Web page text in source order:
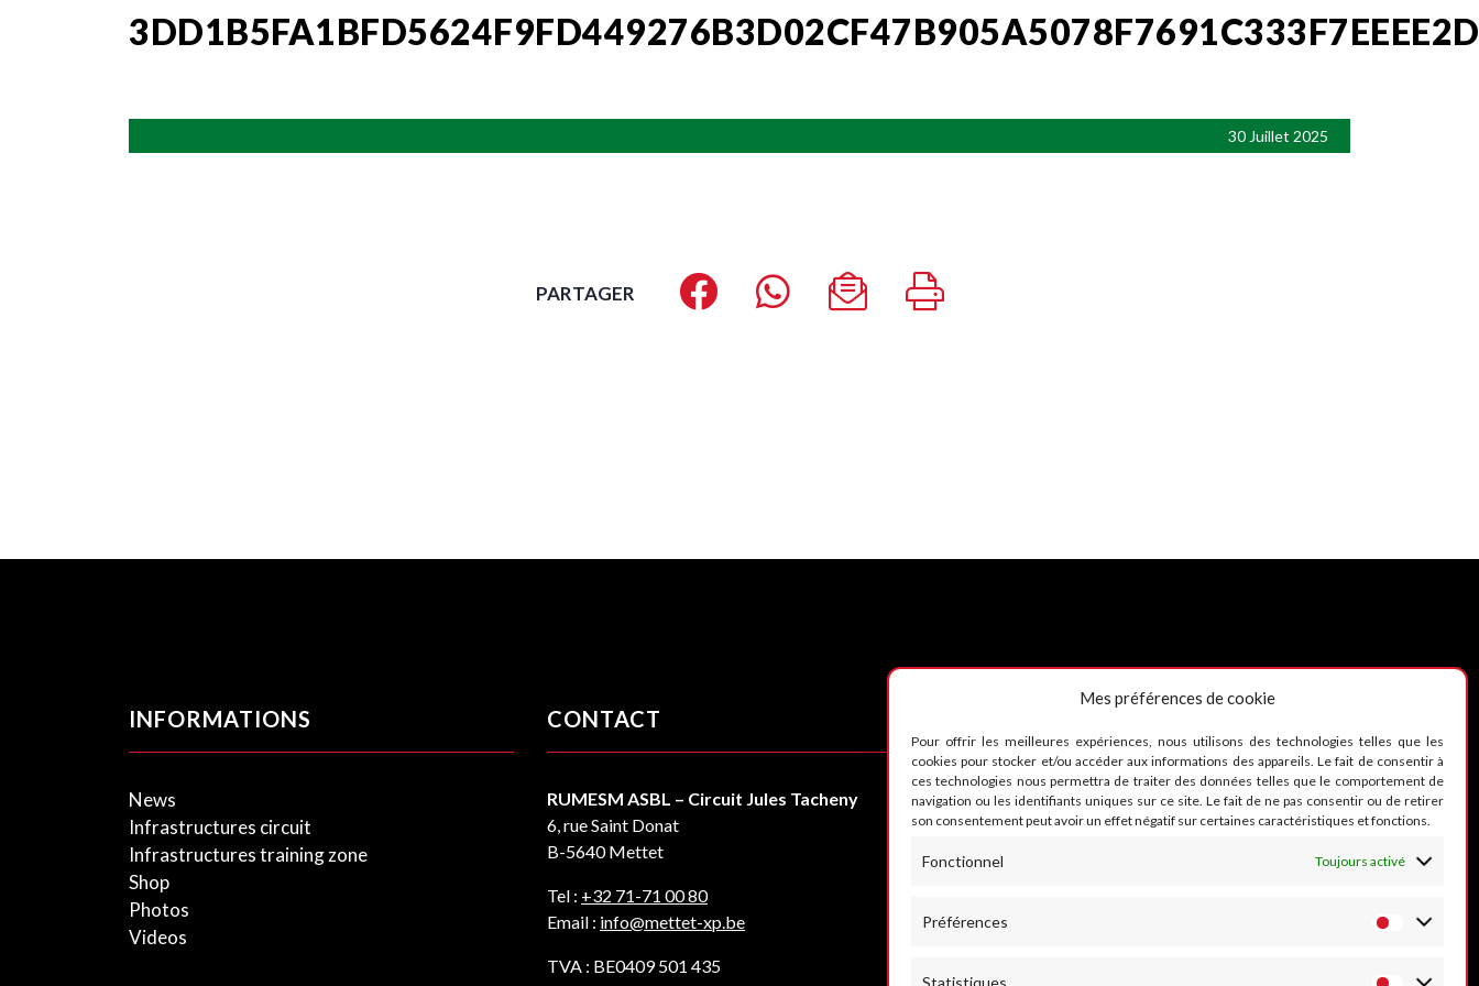
Mes préférences de cookie
Pour offrir les meilleures expériences, nous utilisons des technologies telles que les
cookies pour stocker et/ou accéder aux informations des appareils. Le fait de consentir à
ces technologies nous permettra de traiter des données telles que le comportement de
navigation ou les identifiants uniques sur ce site. Le fait de ne pas consentir ou de retirer
son consentement peut avoir un effet négatif sur certaines caractéristiques et fonctions.
Fonctionnel Toujours activé
Préférences
Statistiques
30 Juillet 2025
PARTAGER
INFORMATIONS
News
Infrastructures circuit
Infrastructures training zone
Shop
Photos
Videos
CONTACT
RUMESM ASBL – Circuit Jules Tacheny
6, rue Saint Donat
B-5640 Mettet
Tel : +32 71-71 00 80
Email : info@mettet-xp.be
TVA : BE0409 501 435